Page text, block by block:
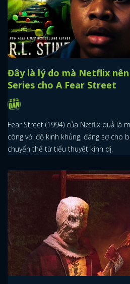
Đây là lý do mà Netflix
Series cho A Fear Street
Fear Street (1994) của Netflix quả là
công với độ kinh khủng, đáng sợ cho
chuyển thể từ tiểu thuyết kinh dị.